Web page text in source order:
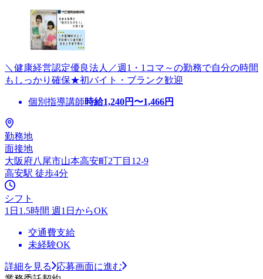
＼健康経営認定優良法人／週1・1コマ～の勤務で自分の時間
もしっかり確保★初バイト・ブランク歓迎
個別指導講師時給1,240円〜1,466円
勤務地
面接地
大阪府八尾市山本高安町2丁目12-9
高安駅 徒歩4分
シフト
1日1.5時間 週1日からOK
交通費支給
未経験OK
詳細を見る
応募画面に進む